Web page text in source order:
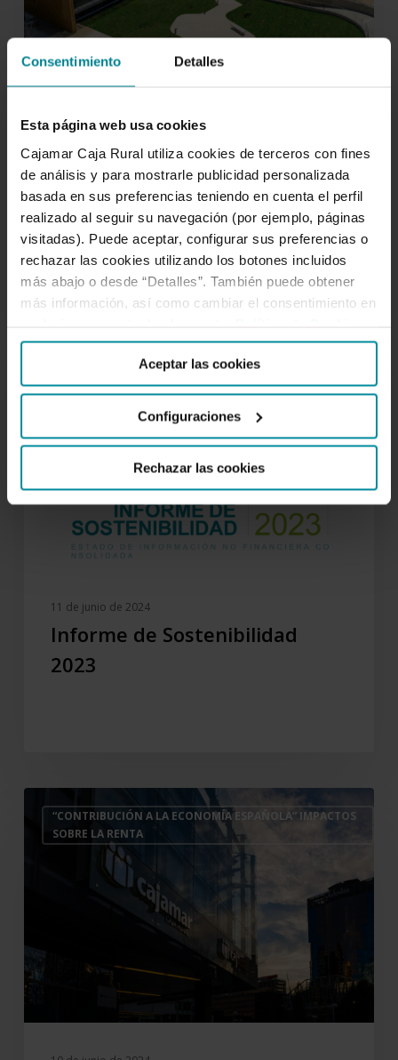
Consentimiento Detalles
Esta página web usa cookies
Cajamar Caja Rural utiliza cookies de terceros con fines
de análisis y para mostrarle publicidad personalizada
basada en sus preferencias teniendo en cuenta el perfil
realizado al seguir su navegación (por ejemplo, páginas
visitadas). Puede aceptar, configurar sus preferencias o
rechazar las cookies utilizando los botones incluidos
más abajo o desde “Detalles”. También puede obtener
más información, así como cambiar el consentimiento en
Aceptar las cookies
Configuraciones
Rechazar las cookies
cada
rincón
de
España
22 de mayo de 2025
Grupo Cajamar: impulsando
empleo, crecimiento e
inclusión en cada rincón de
España
Informe
Sostenibilidad
11 de junio de 2024
Informe de Sostenibilidad
2023
“CONTRIBUCIÓN A LA ECONOMÍA ESPAÑOLA” IMPACTOS
SOBRE LA RENTA
actividad
otorga